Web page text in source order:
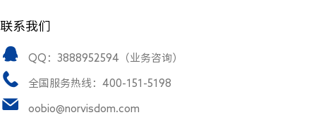
联系我们
QQ：3888952594（业务咨询）
全国服务热线：400-151-5198
oobio@norvisdom.com